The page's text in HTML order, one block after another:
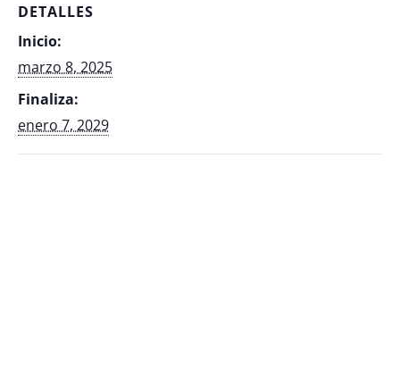
DETALLES
Inicio:
marzo 8, 2025
Finaliza:
enero 7, 2029